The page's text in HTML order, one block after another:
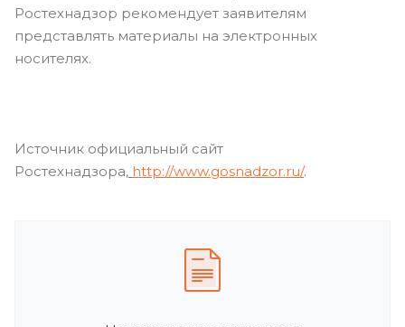
Ростехнадзор рекомендует заявителям
представлять материалы на электронных
носителях.
Источник официальный сайт
Ростехнадзора, http://www.gosnadzor.ru/.